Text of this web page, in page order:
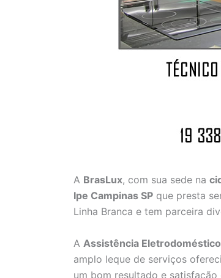
A BrasLux, com sua sede na
Ipe Campinas SP que presta
Linha Branca e tem parceira
A Assistência
amplo leque de serviços
um bom resultado e satisfação